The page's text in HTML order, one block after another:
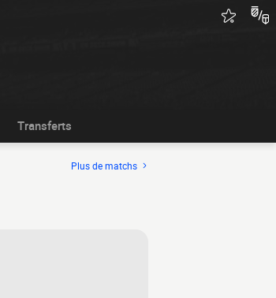
Transferts
Plus de matchs